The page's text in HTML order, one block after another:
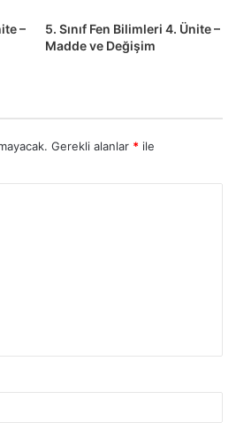
–
5. Sınıf Fen Bilimleri 4. Ünite –
Madde ve Değişim
Gerekli alanlar * ile